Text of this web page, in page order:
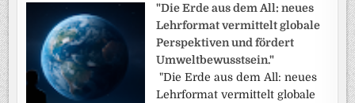
"Die Erde aus dem All: neues
Lehrformat vermittelt globale
Perspektiven und fördert
Umweltbewusstsein."
"Die Erde aus dem All: neues
Lehrformat vermittelt globale